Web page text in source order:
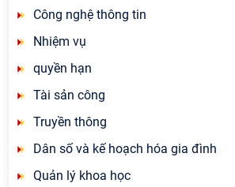
Công nghệ thông tin
Nhiệm vụ
quyền hạn
Tài sản công
Truyền thông
Dân số và kế hoạch hóa gia đình
Quản lý khoa học